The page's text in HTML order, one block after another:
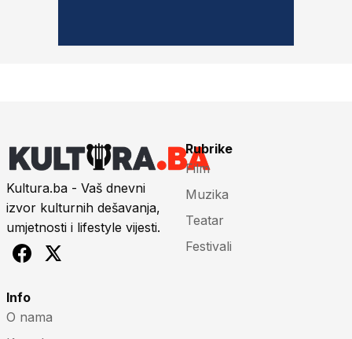
Kultura.ba - Vaš dnevni
izvor kulturnih dešavanja,
umjetnosti i lifestyle vijesti.
Rubrike
Film
Muzika
Teatar
Festivali
Info
O nama